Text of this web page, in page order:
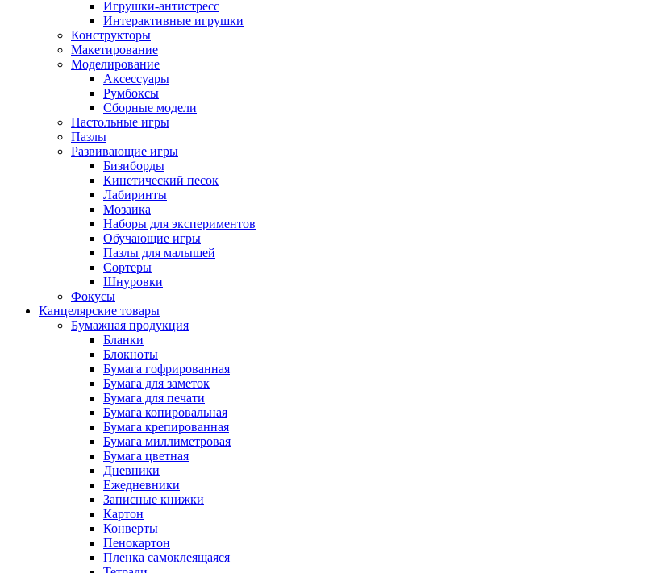
Игрушки-антистресс
Интерактивные игрушки
Конструкторы
Макетирование
Моделирование
Аксессуары
Румбоксы
Сборные модели
Настольные игры
Пазлы
Развивающие игры
Бизиборды
Кинетический песок
Лабиринты
Мозаика
Наборы для экспериментов
Обучающие игры
Пазлы для малышей
Сортеры
Шнуровки
Фокусы
Канцелярские товары
Бумажная продукция
Бланки
Блокноты
Бумага гофрированная
Бумага для заметок
Бумага для печати
Бумага копировальная
Бумага крепированная
Бумага миллиметровая
Бумага цветная
Дневники
Ежедневники
Записные книжки
Картон
Конверты
Пенокартон
Пленка самоклеящаяся